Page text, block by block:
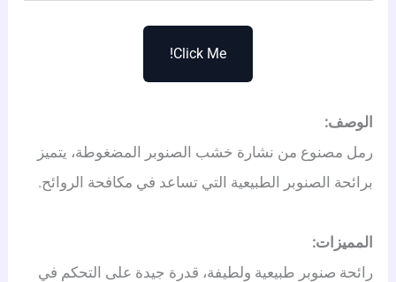
Click Me!
الوصف:
رمل مصنوع من نشارة خشب الصنوبر المضغوطة، يتميز
برائحة الصنوبر الطبيعية التي تساعد في مكافحة الروائح.
المميزات:
رائحة صنوبر طبيعية ولطيفة، قدرة جيدة على التحكم في